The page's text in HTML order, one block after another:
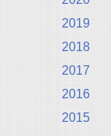
2019
2018
2017
2016
2015